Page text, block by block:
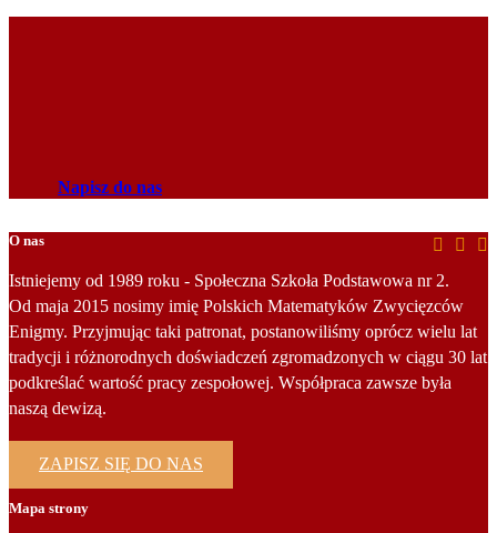
Napisz do nas
O nas
Istniejemy od 1989 roku - Społeczna Szkoła Podstawowa nr 2.
Od maja 2015 nosimy imię Polskich Matematyków Zwycięzców
Enigmy. Przyjmując taki patronat, postanowiliśmy oprócz wielu lat
tradycji i różnorodnych doświadczeń zgromadzonych w ciągu 30 lat
podkreślać wartość pracy zespołowej. Współpraca zawsze była
naszą dewizą.
ZAPISZ SIĘ DO NAS
Mapa strony